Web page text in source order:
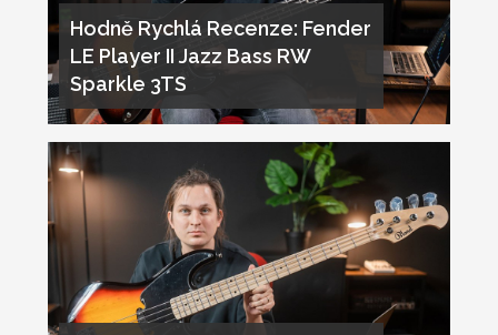
Hodně Rychlá Recenze: Fender
LE Player II Jazz Bass RW
Sparkle 3TS